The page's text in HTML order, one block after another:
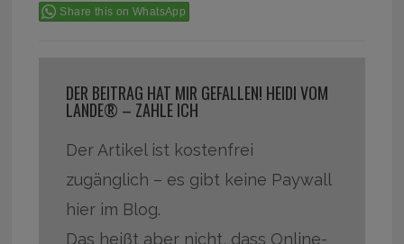
Share this on WhatsApp
DER BEITRAG HAT MIR GEFALLEN! HEIDI VOM
LANDE® – ZAHLE ICH
Der Artikel ist kostenfrei
zugänglich – es gibt keine Paywall
hier im Blog.
Das heißt aber nicht, dass Online-